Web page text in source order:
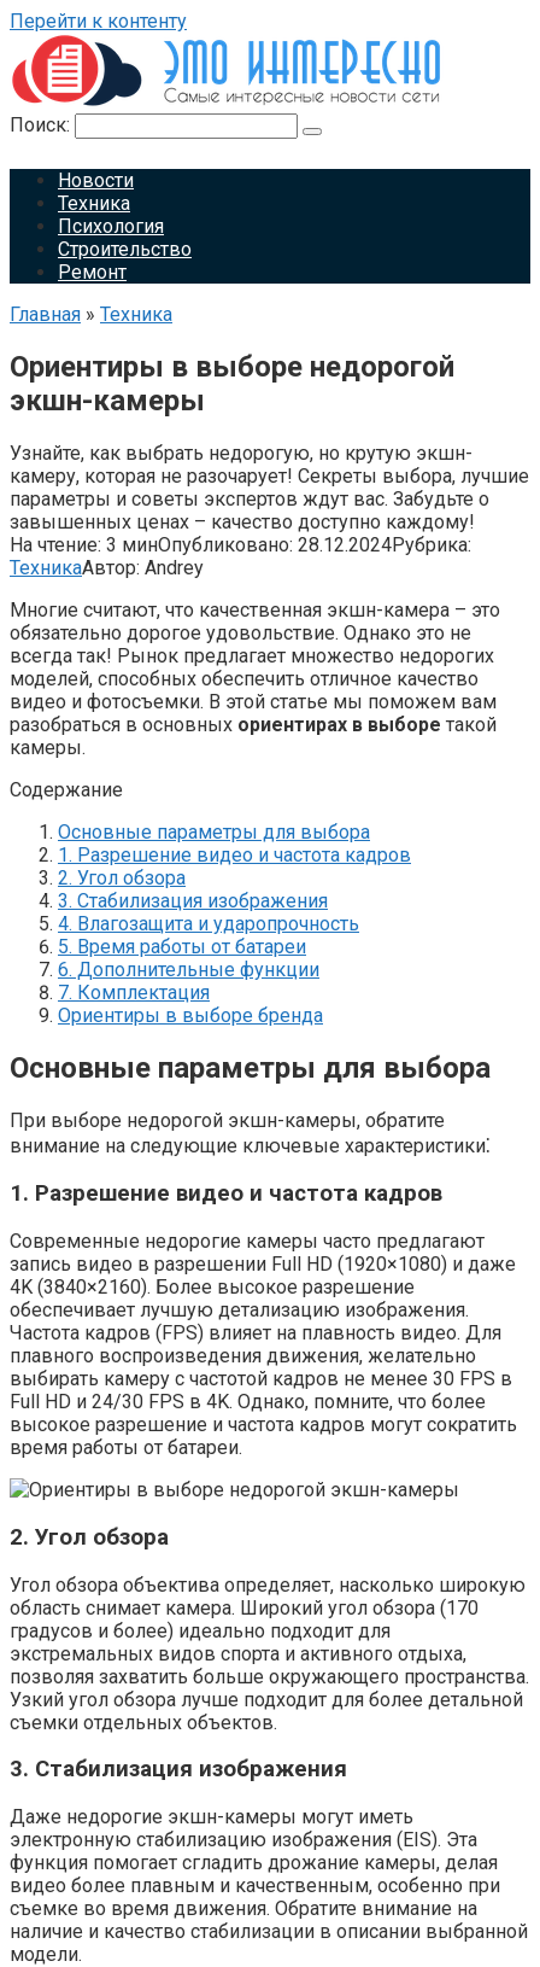
Перейти к контенту
Поиск:
Новости
Техника
Психология
Строительство
Ремонт
Главная » Техника
Ориентиры в выборе недорогой
экшн-камеры
Узнайте, как выбрать недорогую, но крутую экшн-
камеру, которая не разочарует! Секреты выбора, лучшие
параметры и советы экспертов ждут вас. Забудьте о
завышенных ценах – качество доступно каждому!
На чтение: 3 минОпубликовано: 28.12.2024Рубрика:
ТехникаАвтор: Andrey
Многие считают, что качественная экшн-камера – это
обязательно дорогое удовольствие. Однако это не
всегда так! Рынок предлагает множество недорогих
моделей, способных обеспечить отличное качество
видео и фотосъемки. В этой статье мы поможем вам
разобраться в основных ориентирах в выборе такой
камеры.
Содержание
Основные параметры для выбора
1. Разрешение видео и частота кадров
2. Угол обзора
3. Стабилизация изображения
4. Влагозащита и ударопрочность
5. Время работы от батареи
6. Дополнительные функции
7. Комплектация
Ориентиры в выборе бренда
Основные параметры для выбора
При выборе недорогой экшн-камеры, обратите
внимание на следующие ключевые характеристики⁚
1. Разрешение видео и частота кадров
Современные недорогие камеры часто предлагают
запись видео в разрешении Full HD (1920×1080) и даже
4K (3840×2160). Более высокое разрешение
обеспечивает лучшую детализацию изображения.
Частота кадров (FPS) влияет на плавность видео. Для
плавного воспроизведения движения, желательно
выбирать камеру с частотой кадров не менее 30 FPS в
Full HD и 24/30 FPS в 4K. Однако, помните, что более
высокое разрешение и частота кадров могут сократить
время работы от батареи.
2. Угол обзора
Угол обзора объектива определяет, насколько широкую
область снимает камера. Широкий угол обзора (170
градусов и более) идеально подходит для
экстремальных видов спорта и активного отдыха,
позволяя захватить больше окружающего пространства.
Узкий угол обзора лучше подходит для более детальной
съемки отдельных объектов.
3. Стабилизация изображения
Даже недорогие экшн-камеры могут иметь
электронную стабилизацию изображения (EIS). Эта
функция помогает сгладить дрожание камеры, делая
видео более плавным и качественным, особенно при
съемке во время движения. Обратите внимание на
наличие и качество стабилизации в описании выбранной
модели.